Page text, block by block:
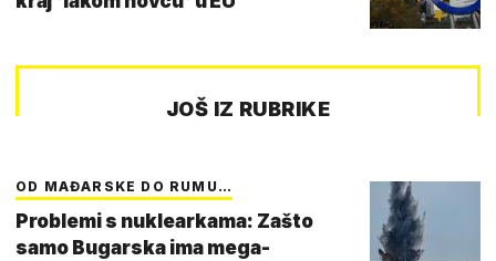
JOŠ IZ RUBRIKE
OD MAĐARSKE DO RUMU…
Problemi s nuklearkama: Zašto
samo Bugarska ima mega-